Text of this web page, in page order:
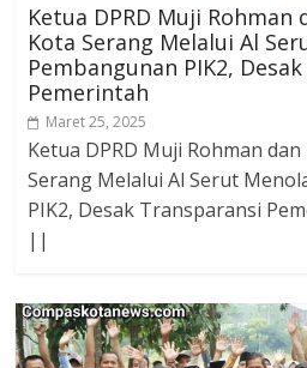
Ketua DPRD Muji Rohman
Kota Serang Melalui Al
Pembangunan PIK2,
Pemerintah
Maret 25, 2025
Ketua DPRD Muji Rohman
Serang Melalui Al Serut
PIK2, Desak Transparansi
||